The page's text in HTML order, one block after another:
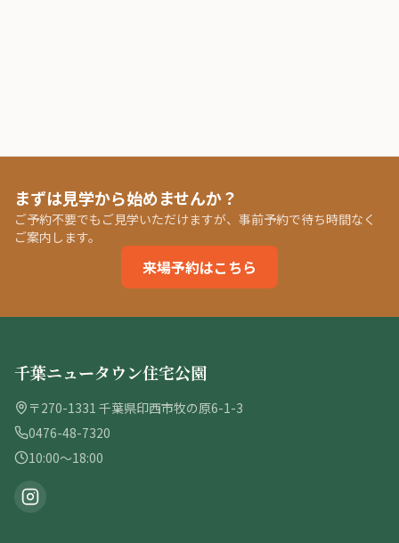
まずは見学から始めませんか？
ご予約不要でもご見学いただけますが、事前予約で待ち時間なく
ご案内します。
来場予約はこちら
千葉ニュータウン住宅公園
〒270-1331 千葉県印西市牧の原6-1-3
0476-48-7320
10:00〜18:00